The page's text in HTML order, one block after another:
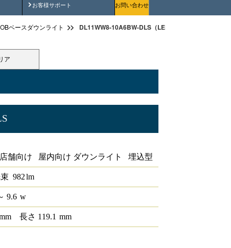
お客様サポート
安全にご使用いただくためにお問い合わせ
ベースダウンライト DL11WW8-10A6BW-DLS（LEDベースダウンライト
ア
舗向け 屋内向け ダウンライト 埋込型
982 lm
9.6 w
長さ 119.1 mm